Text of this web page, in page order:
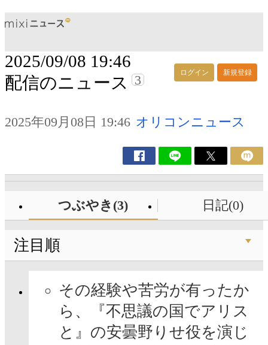
ログイン 新規登録
2025/09/08 19:46
配信のニュース
3
2025年09月08日 19:46 オリコンニュース
つぶやき(3) 日記(0)
注目順
その経験や苦労が有ったか
ら、『不思議の国でアリス
と』の安曇野りせ役を演じ